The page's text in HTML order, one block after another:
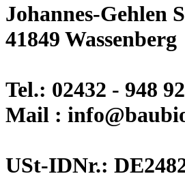
Johannes-Gehlen
41849 Wassenberg
Tel.: 02432 - 948
Mail :
USt-IDNr.: